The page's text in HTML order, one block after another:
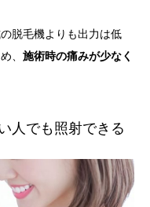
脱毛機よりも出力は低
、 施術時の痛みが少なく
人でも照射できる